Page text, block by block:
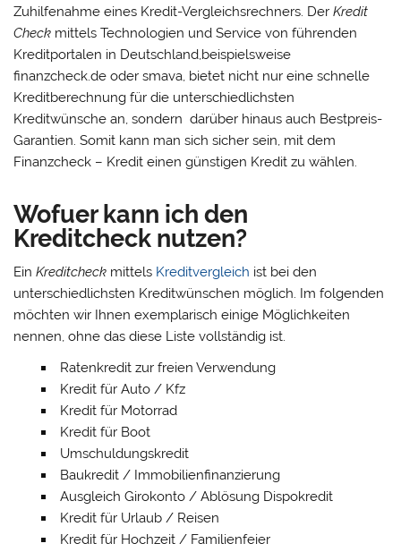
Zuhilfenahme eines Kredit-Vergleichsrechners. DerKredit
Check mittels Technologien und Service von führenden
Kreditportalen in Deutschland,beispielsweise
finanzcheck.de oder smava, bietet nicht nur eine schnelle
Kreditberechnung für die unterschiedlichsten
Kreditwünsche an, sondern darüber hinaus auch Bestpreis-
Garantien. Somit kann man sich sicher sein, mit dem
Finanzcheck – Kredit einen günstigen Kredit zu wählen.
Wofuer kann ich den
Kreditcheck nutzen?
EinKreditcheck mittels Kreditvergleich ist bei den
unterschiedlichsten Kreditwünschen möglich. Im folgenden
möchten wir Ihnen exemplarisch einige Möglichkeiten
nennen, ohne das diese Liste vollständig ist.
Ratenkredit zur freien Verwendung
Kredit für Auto / Kfz
Kredit für Motorrad
Kredit für Boot
Umschuldungskredit
Baukredit / Immobilienfinanzierung
Ausgleich Girokonto / Ablösung Dispokredit
Kredit für Urlaub / Reisen
Kredit für Hochzeit / Familienfeier